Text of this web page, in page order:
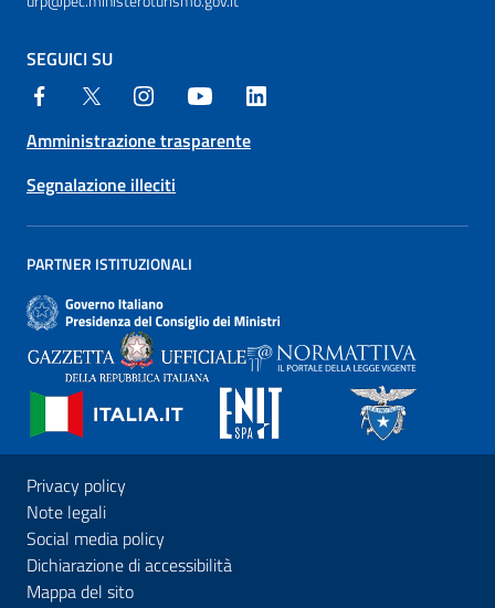
SEGUICI SU
Amministrazione trasparente
Segnalazione illeciti
PARTNER ISTITUZIONALI
Privacy policy
Note legali
Social media policy
Dichiarazione di accessibilità
Mappa del sito